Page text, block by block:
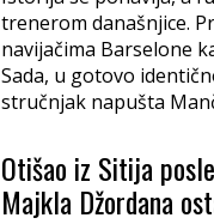
trenerom današnjice.
navijačima Barselone
Sada, u gotovo
stručnjak napušta
Otišao iz Sitija
Majkla Džordana